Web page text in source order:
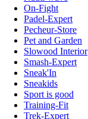
On-Fight
Padel-Expert
Pecheur-Store
Pet and Garden
Slowood Interior
Smash-Expert
Sneak'In
Sneakids
Sport is good
Training-Fit
Trek-Expert